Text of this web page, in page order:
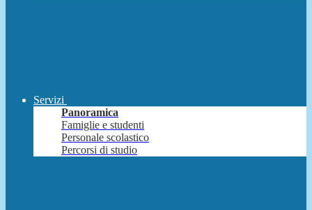
Servizi
Panoramica
Famiglie e studenti
Personale scolastico
Percorsi di studio